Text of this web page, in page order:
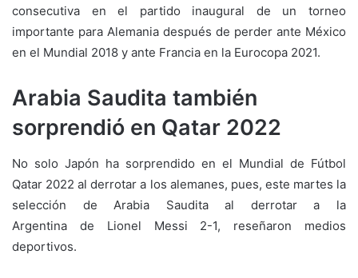
consecutiva en el partido inaugural de un torneo
importante para Alemania después de perder ante México
en el Mundial 2018 y ante Francia en la Eurocopa 2021.
Arabia Saudita también
sorprendió en Qatar 2022
No solo Japón ha sorprendido en el Mundial de Fútbol
Qatar 2022 al derrotar a los alemanes, pues, este martes la
selección de Arabia Saudita al derrotar a la
Argentina de Lionel Messi 2-1, reseñaron medios
deportivos.